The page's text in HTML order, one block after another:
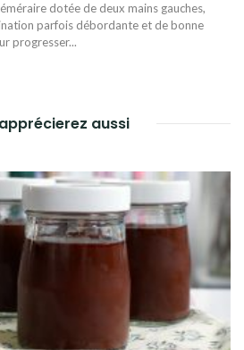
dotée de deux mains gauches,
parfois débordante et de bonne
progresser...
aussi